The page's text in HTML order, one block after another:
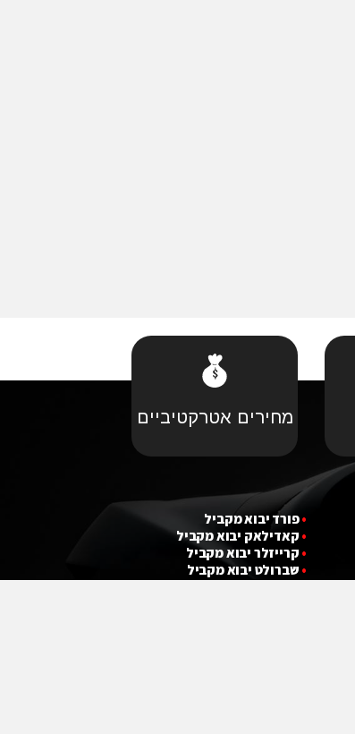
מחירים אטרקטיביים
•פורד יבוא מקביל
• קאדילאק יבוא מקביל
• קרייזלר יבוא מקביל
• שברולט יבוא מקביל